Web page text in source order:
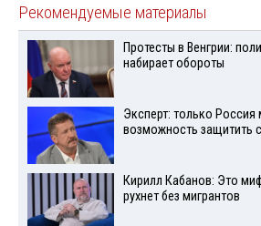
Рекомендуемые материалы
Протесты в Венгрии:
набирает обороты
Эксперт: только
возможность защитить
Кирилл Кабанов: Это
рухнет без мигрантов